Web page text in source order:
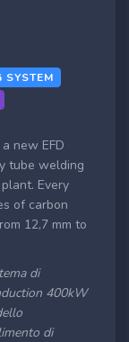
SYSTEM
new EFD
tube welding
Every
of carbon
12,7 mm to
di
400kW
di